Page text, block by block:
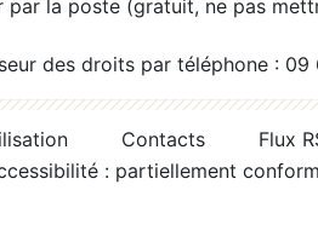
par la poste (gratuit, ne pas
des droits par téléphone :
Contacts
Flux
: partiellement